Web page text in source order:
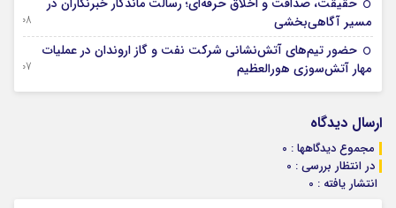
حقیقت، صداقت و اخلاق حرفه‌ای؛ رسالت ماندگار خبرنگاران در
مسیر آگاهی‌بخشی
08 آگوست 2026
حضور تیم‌های آتش‌نشانی شركت نفت و گاز اروندان در عملیات
مهار آتش‌سوزی هورالعظیم
07 آگوست 2026
ارسال دیدگاه
مجموع دیدگاهها : 0
در انتظار بررسی : 0
انتشار یافته : 0